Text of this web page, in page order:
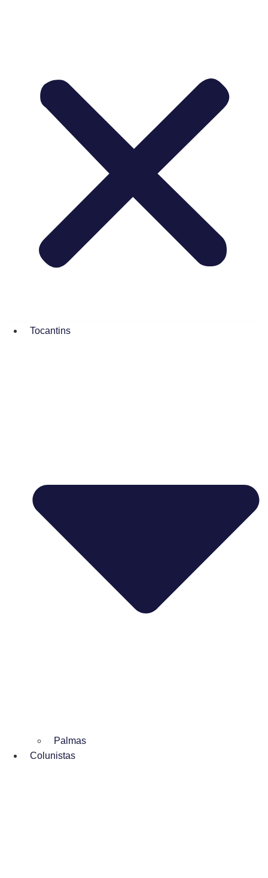
Tocantins
Palmas
Colunistas